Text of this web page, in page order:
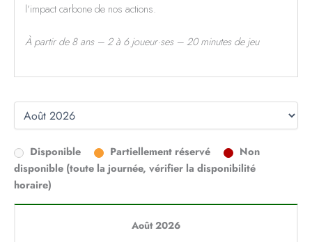
l’impact carbone de nos actions.
À partir de 8 ans – 2 à 6 joueur·ses – 20 minutes de jeu
Disponible Partiellement réservé
Non
disponible (toute la journée, vérifier la disponibilité
horaire)
Août 2026